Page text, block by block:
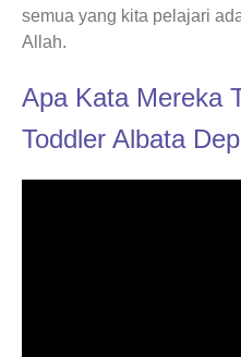
semua yang kita pelajari
Allah.
Apa Kata Mereka
Toddler Albata